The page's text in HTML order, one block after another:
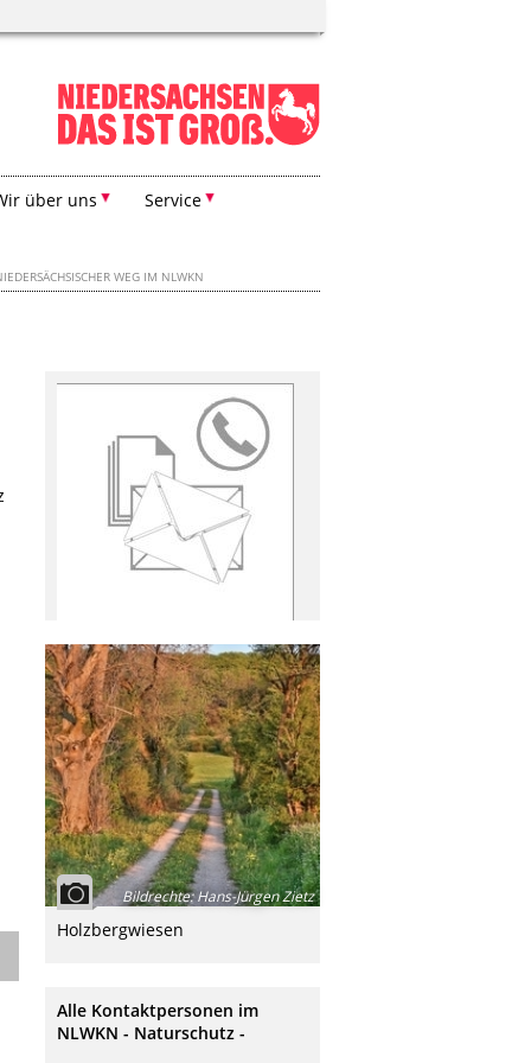
über uns Service
WEG IM NLWKN
Bildrechte:Hans-Jürgen Zietz
Holzbergwiesen
Alle Kontaktpersonen im
NLWKN - Naturschutz -